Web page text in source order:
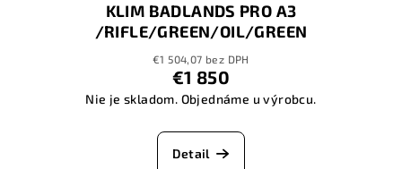
KLIM BADLANDS PRO A3
/RIFLE/GREEN/OIL/GREEN
€1 504,07 bez DPH
€1 850
Nie je skladom. Objednáme u výrobcu.
Detail